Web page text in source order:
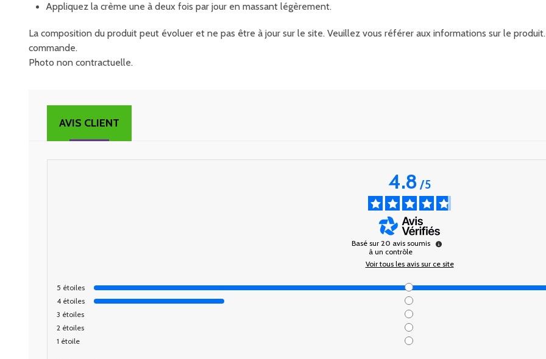
Appliquez la crème une à deux fois par jour en massant légèrement.
La composition du produit peut évoluer et ne pas être à jour sur le site. Veuillez vous référer aux informations sur le
commande.
Photo non contractuelle.
AVIS CLIENT
4.8/5
Basé sur 20 avis soumis
à un contrôle
Voir tous les avis sur ce site
5 étoiles
4 étoiles
3 étoiles
2 étoiles
1 étoile